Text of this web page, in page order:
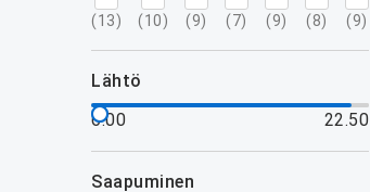
(13) (10) (9) (7) (9) (8) (9)
lähtö
6.00
22.50
saapuminen